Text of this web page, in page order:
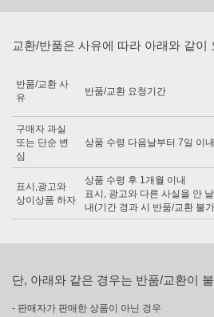
교환/반품은 사유에 따라 아래와 같이
반품/교환 사
유
반품/교환 요청기간
구매자 과실
또는 단순 변
심
상품 수령 다음날부터 7일 이내
표시,광고와
상이상품 하자
상품 수령 후 1개월 이내
표시, 광고와 다른 사실을 안
내(기간 경과 시 반품/교환 불
단, 아래와 같은 경우는 반품/교환이
- 판매자가 판매한 상품이 아닌 경우